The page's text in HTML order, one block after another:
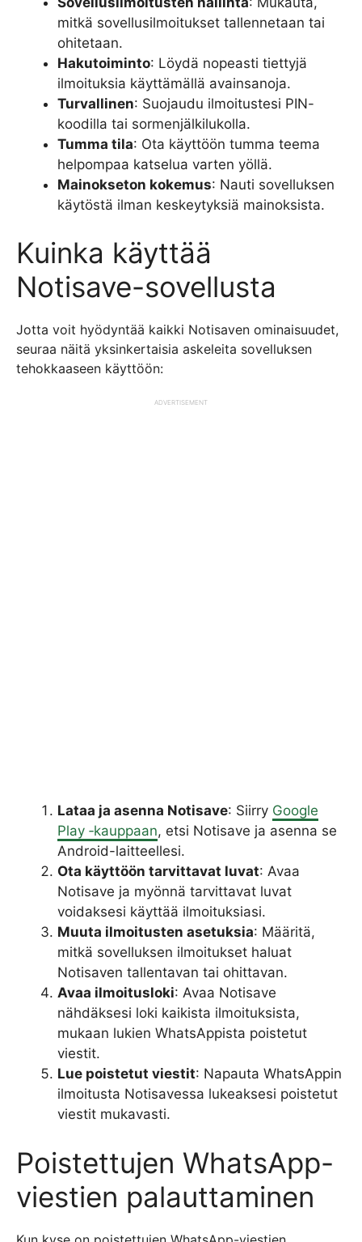
mitkä sovellusilmoitukset tallennetaan tai
ohitetaan.
Hakutoiminto: Löydä nopeasti tiettyjä
ilmoituksia käyttämällä avainsanoja.
Turvallinen: Suojaudu ilmoitustesi PIN-
koodilla tai sormenjälkilukolla.
Tumma tila: Ota käyttöön tumma teema
helpompaa katselua varten yöllä.
Mainokseton kokemus: Nauti sovelluksen
käytöstä ilman keskeytyksiä mainoksista.
Kuinka käyttää
Notisave-sovellusta
Jotta voit hyödyntää kaikki Notisaven ominaisuudet,
seuraa näitä yksinkertaisia askeleita sovelluksen
tehokkaaseen käyttöön:
ADVERTISEMENT
Lataa ja asenna Notisave: Siirry Google
Play ‑kauppaan, etsi Notisave ja asenna se
Android-laitteellesi.
Ota käyttöön tarvittavat luvat: Avaa
Notisave ja myönnä tarvittavat luvat
voidaksesi käyttää ilmoituksiasi.
Muuta ilmoitusten asetuksia: Määritä,
mitkä sovelluksen ilmoitukset haluat
Notisaven tallentavan tai ohittavan.
Avaa ilmoitusloki: Avaa Notisave
nähdäksesi loki kaikista ilmoituksista,
mukaan lukien WhatsAppista poistetut
viestit.
Lue poistetut viestit: Napauta WhatsAppin
ilmoitusta Notisavessa lukeaksesi poistetut
viestit mukavasti.
Poistettujen WhatsApp-
viestien palauttaminen